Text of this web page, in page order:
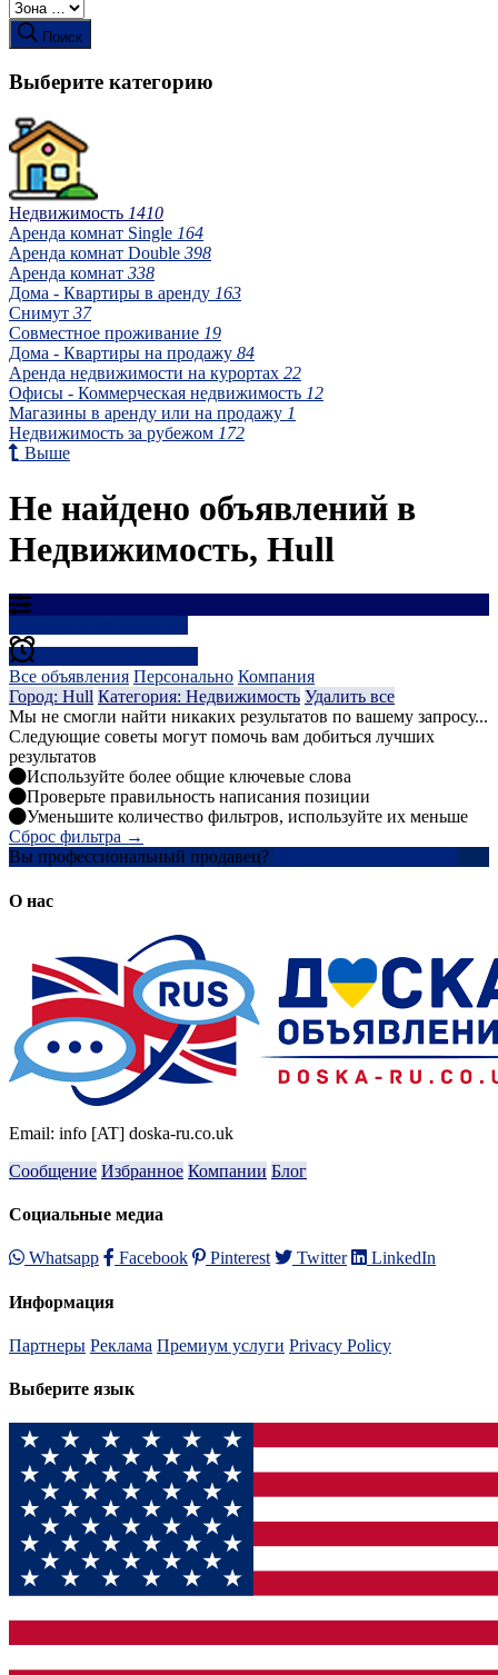
Поиск
Выберите категорию
Недвижимость 1410
Аренда комнат Single 164
Аренда комнат Double 398
Аренда комнат 338
Дома - Квартиры в аренду 163
Снимут 37
Совместное проживание 19
Дома - Квартиры на продажу 84
Аренда недвижимости на курортах 22
Офисы - Коммерческая недвижимость 12
Магазины в аренду или на продажу 1
Недвижимость за рубежом 172
Выше
Не найдено объявлений в
Недвижимость, Hull
Все объявления Персонально Компания
Город: Hull Категория: Недвижимость Удалить все
Мы не смогли найти никаких результатов по вашему запросу...
Следующие советы могут помочь вам добиться лучших
результатов
Используйте более общие ключевые слова
Проверьте правильность написания позиции
Уменьшите количество фильтров, используйте их меньше
Сброс фильтра →
Вы профессиональный продавец?
О нас
Email: info [AT] doska-ru.co.uk
Сообщение Избранное Компании Блог
Социальные медиа
Whatsapp Facebook Pinterest Twitter LinkedIn
Информация
Партнеры Реклама Премиум услуги Privacy Policy
Выберите язык